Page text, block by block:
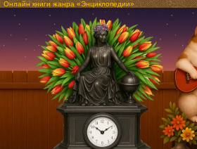
Онлайн книги жанра «Энциклопедии»